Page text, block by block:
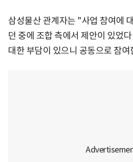
삼성물산 관계자는 "사업 참여에
던 중에 조합 측에서 제안이 있었
대한 부담이 있으니 공동으로 참